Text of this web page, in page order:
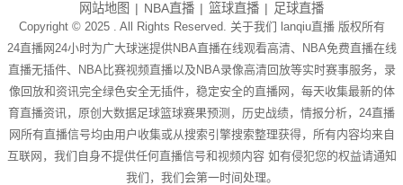
网站地图 NBA直播 篮球直播 足球直播
Copyright © 2025 . All Rights Reserved. 关于我们 lanqiu直播版权所有
24直播网24小时为广大球迷提供NBA直播在线观看高清、NBA免费直播在线
直播无插件、NBA比赛视频直播以及NBA录像高清回放等实时赛事服务，录
像回放和资讯完全绿色安全无插件，稳定安全的直播网，每天收集最新的体
育直播资讯，原创大数据足球篮球赛果预测，历史战绩，情报分析，24直播
网所有直播信号均由用户收集或从搜索引擎搜索整理获得，所有内容均来自
互联网，我们自身不提供任何直播信号和视频内容 如有侵犯您的权益请通知
我们，我们会第一时间处理。